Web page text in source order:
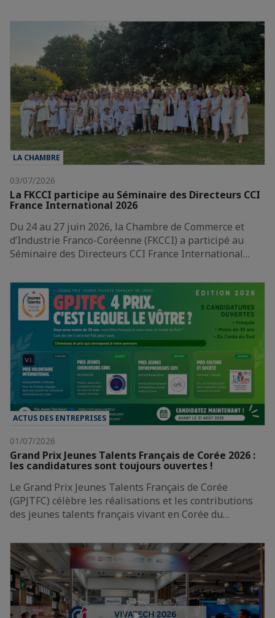
LA CHAMBRE
03/07/2026
La FKCCI participe au Séminaire des Directeurs CCI
France International 2026
Du 24 au 27 juin 2026, la Chambre de Commerce et
d’Industrie Franco-Coréenne (FKCCI) a participé au
Séminaire des Directeurs CCI France International…
ACTUS DES ENTREPRISES
01/07/2026
Grand Prix Jeunes Talents Français de Corée 2026 :
les candidatures sont toujours ouvertes !
Le Grand Prix Jeunes Talents Français de Corée
(GPJTFC) célèbre les réalisations et les contributions
des jeunes talents français vivant en Corée du…